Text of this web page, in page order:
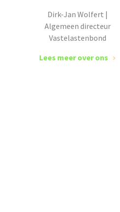
Dirk-Jan Wolfert |
Algemeen directeur
Vastelastenbond
Lees meer over ons